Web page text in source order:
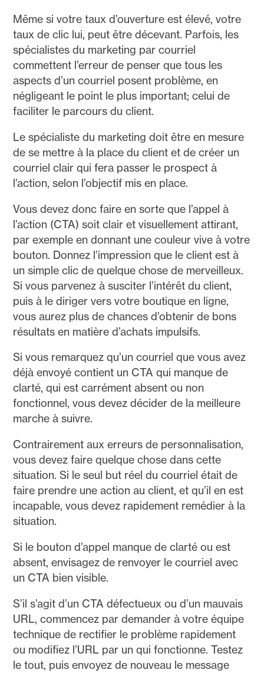
Même si votre taux d’ouverture est élevé, votre
taux de clic lui, peut être décevant. Parfois, les
spécialistes du marketing par courriel
commettent l’erreur de penser que tous les
aspects d’un courriel posent problème, en
négligeant le point le plus important; celui de
faciliter le parcours du client.
Le spécialiste du marketing doit être en mesure
de se mettre à la place du client et de créer un
courriel clair qui fera passer le prospect à
l’action, selon l’objectif mis en place.
Vous devez donc faire en sorte que l’appel à
l’action (CTA) soit clair et visuellement attirant,
par exemple en donnant une couleur vive à votre
bouton. Donnez l’impression que le client est à
un simple clic de quelque chose de merveilleux.
Si vous parvenez à susciter l’intérêt du client,
puis à le diriger vers votre boutique en ligne,
vous aurez plus de chances d’obtenir de bons
résultats en matière d’achats impulsifs.
Si vous remarquez qu’un courriel que vous avez
déjà envoyé contient un CTA qui manque de
clarté, qui est carrément absent ou non
fonctionnel, vous devez décider de la meilleure
marche à suivre.
Contrairement aux erreurs de personnalisation,
vous devez faire quelque chose dans cette
situation. Si le seul but réel du courriel était de
faire prendre une action au client, et qu’il en est
incapable, vous devez rapidement remédier à la
situation.
Si le bouton d’appel manque de clarté ou est
absent, envisagez de renvoyer le courriel avec
un CTA bien visible.
S’il s’agit d’un CTA défectueux ou d’un mauvais
URL, commencez par demander à votre équipe
technique de rectifier le problème rapidement
ou modifiez l’URL par un qui fonctionne. Testez
le tout, puis envoyez de nouveau le message